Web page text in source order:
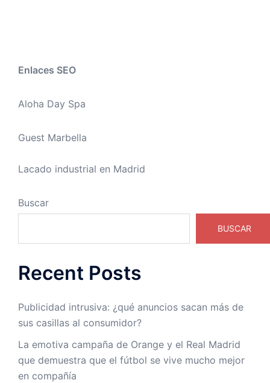
Enlaces SEO
Aloha Day Spa
Guest Marbella
Lacado industrial en Madrid
Buscar
BUSCAR
Recent Posts
Publicidad intrusiva: ¿qué anuncios sacan más de
sus casillas al consumidor?
La emotiva campaña de Orange y el Real Madrid
que demuestra que el fútbol se vive mucho mejor
en compañía